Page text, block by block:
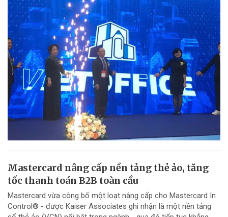
Mastercard nâng cấp nền tảng thẻ ảo, tăng
tốc thanh toán B2B toàn cầu
Mastercard vừa công bố một loạt nâng cấp cho Mastercard In
Control® - được Kaiser Associates ghi nhận là một nền tảng